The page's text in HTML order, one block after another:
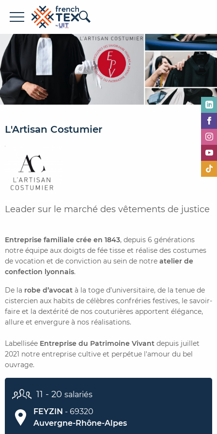
Offres d'emploi
Entreprises
Métiers
Formations
À propos de French TEX
Espace recruteur
CONTACTER FRENCH TEXACTUALITÉSFOIRE AUX QUESTIONS
L'Artisan Costumier
Leader sur le marché des vêtements de justice
Entreprise familiale crée en 1843, depuis 6 générations
notre équipe aux doigts de fée tisse et réalise des costumes
de vocation et de conviction au sein de notre atelier de
confection lyonnais.
De la robe d’avocat à la toge d’universitaire, de la tenue de
cistercien aux habits de célèbres confréries festives, le savoir-
faire et la dextérité de nos couturières apportent élégance,
allure et envergure à nos réalisations.
Labellisée Entreprise du Patrimoine Vivant depuis juillet
2021 notre entreprise cultive et perpétue l'amour du bel
ouvrage.
11 - 20 salariés
FEYZIN - 69320
Auvergne-Rhône-Alpes